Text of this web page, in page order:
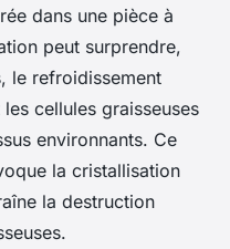
dans une pièce à
peut surprendre,
le refroidissement
cellules graisseuses
environnants. Ce
la cristallisation
la destruction